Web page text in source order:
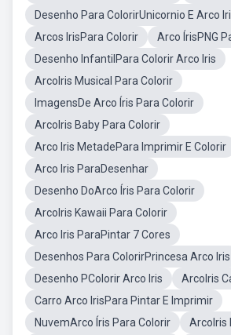
Desenho Para ColorirUnicornio E Arco
Arcos IrisPara Colorir
Arco ÍrisPNG
Desenho InfantilPara Colorir Arco Iris
ArcoIris Musical Para Colorir
ImagensDe Arco Íris Para Colorir
ArcoIris Baby Para Colorir
Arco Iris MetadePara Imprimir E Colorir
Arco Iris ParaDesenhar
Desenho DoArco Íris Para Colorir
ArcoIris Kawaii Para Colorir
Arco Iris ParaPintar 7 Cores
Desenhos Para ColorirPrincesa Arco Iris
Desenho PColorir Arco Iris
ArcoIris
Carro Arco IrisPara Pintar E Imprimir
NuvemArco Íris Para Colorir
ArcoIris